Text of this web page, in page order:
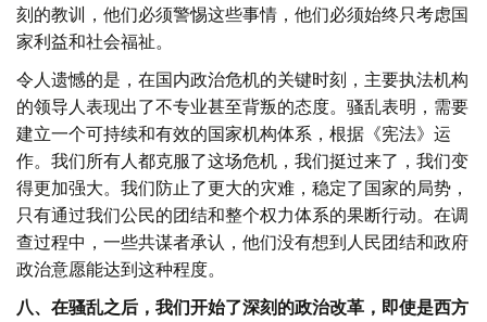
刻的教训，他们必须警惕这些事情，他们必须始终只考虑国
家利益和社会福祉。
令人遗憾的是，在国内政治危机的关键时刻，主要执法机构
的领导人表现出了不专业甚至背叛的态度。骚乱表明，需要
建立一个可持续和有效的国家机构体系，根据《宪法》运
作。我们所有人都克服了这场危机，我们挺过来了，我们变
得更加强大。我们防止了更大的灾难，稳定了国家的局势，
只有通过我们公民的团结和整个权力体系的果断行动。在调
查过程中，一些共谋者承认，他们没有想到人民团结和政府
政治意愿能达到这种程度。
八、在骚乱之后，我们开始了深刻的政治改革，即使是西方